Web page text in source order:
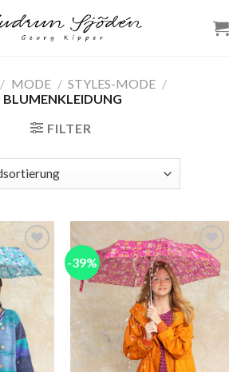
/ MODE / STYLES-MODE /
BLUMENKLEIDUNG
FILTER
Add to
wishlist
-39%
Add to
wishlist